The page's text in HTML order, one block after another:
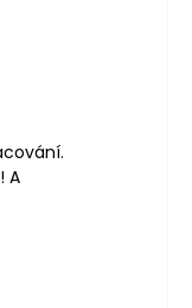
5 hvězdiček.
A
5 hvězdiček.